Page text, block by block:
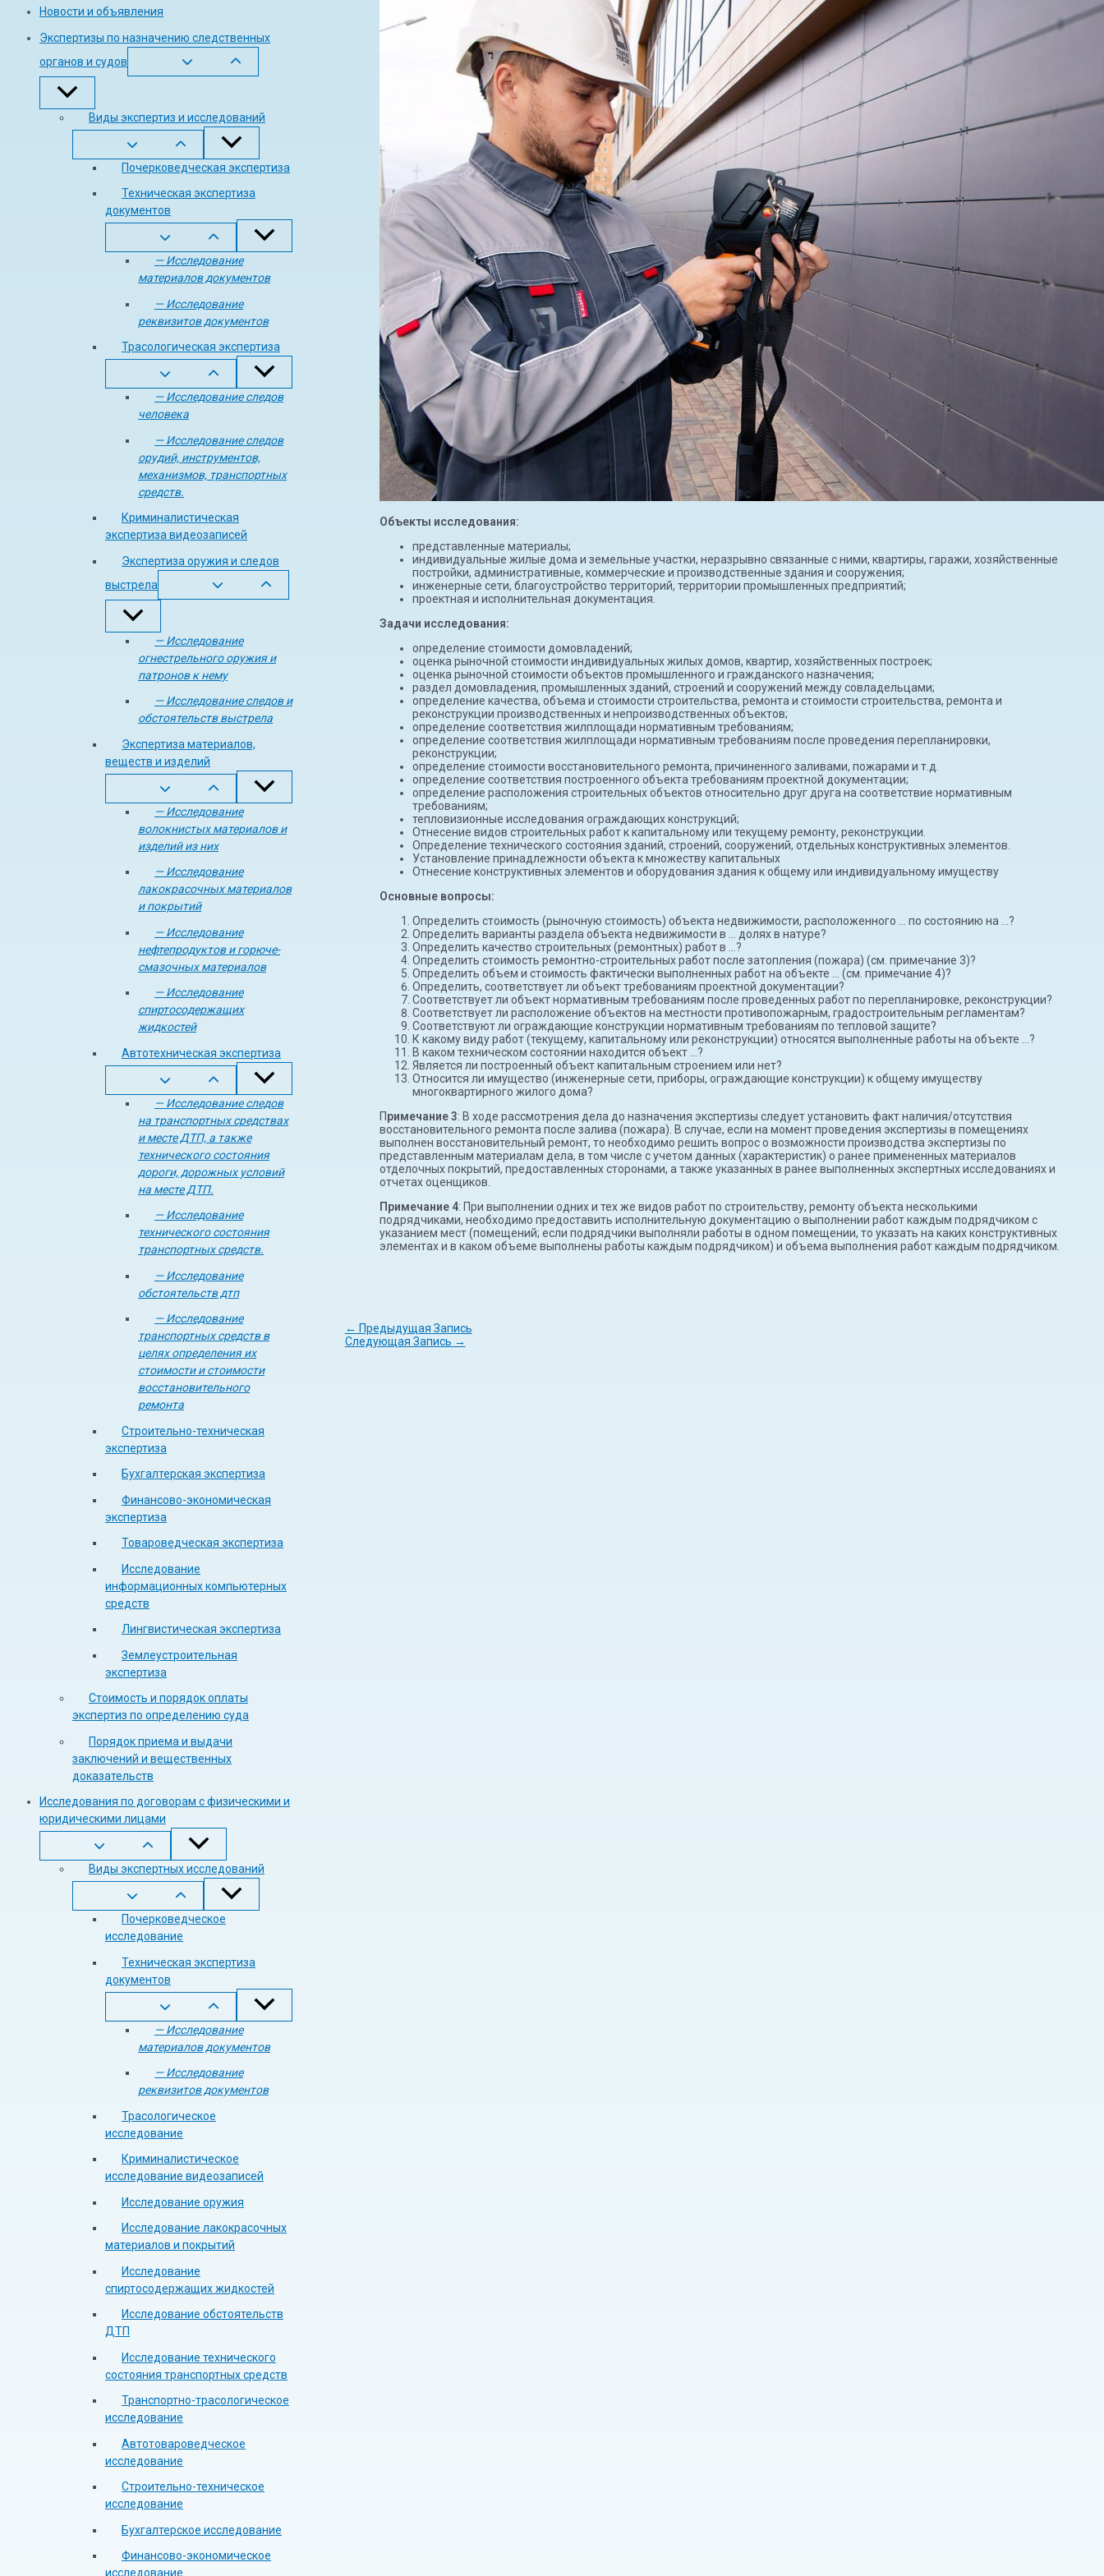
Новости и объявления
Экспертизы по назначению следственных
органов и судов
Виды экспертиз и исследований
Почерковедческая экспертиза
Техническая экспертиза
документов
— Исследование
материалов документов
— Исследование
реквизитов документов
Трасологическая экспертиза
— Исследование следов
человека
— Исследование следов
орудий, инструментов,
механизмов, транспортных
средств.
Криминалистическая
экспертиза видеозаписей
Экспертиза оружия и следов
выстрела
— Исследование
огнестрельного оружия и
патронов к нему
— Исследование следов и
обстоятельств выстрела
Экспертиза материалов,
веществ и изделий
— Исследование
волокнистых материалов и
изделий из них
— Исследование
лакокрасочных материалов
и покрытий
— Исследование
нефтепродуктов и горюче-
смазочных материалов
— Исследование
спиртосодержащих
жидкостей
Автотехническая экспертиза
— Исследование следов
на транспортных средствах
и месте ДТП, а также
технического состояния
дороги, дорожных условий
на месте ДТП.
— Исследование
технического состояния
транспортных средств.
— Исследование
обстоятельств дтп
— Исследование
транспортных средств в
целях определения их
стоимости и стоимости
восстановительного
ремонта
Строительно-техническая
экспертиза
Бухгалтерская экспертиза
Финансово-экономическая
экспертиза
Товароведческая экспертиза
Исследование
информационных компьютерных
средств
Лингвистическая экспертиза
Землеустроительная
экспертиза
Стоимость и порядок оплаты
экспертиз по определению суда
Порядок приема и выдачи
заключений и вещественных
доказательств
Исследования по договорам с физическими и
юридическими лицами
Виды экспертных исследований
Почерковедческое
исследование
Техническая экспертиза
документов
— Исследование
материалов документов
— Исследование
реквизитов документов
Трасологическое
исследование
Криминалистическое
исследование видеозаписей
Исследование оружия
Исследование лакокрасочных
материалов и покрытий
Исследование
спиртосодержащих жидкостей
Исследование обстоятельств
ДТП
Исследование технического
состояния транспортных средств
Транспортно-трасологическое
исследование
Автотовароведческое
исследование
Строительно-техническое
исследование
Бухгалтерское исследование
Финансово-экономическое
исследование
Объекты исследования:
представленные материалы;
индивидуальные жилые дома и земельные участки, неразрывно связанные с ними, квартиры, гаражи, хозяйственные
постройки, административные, коммерческие и производственные здания и сооружения;
инженерные сети, благоустройство территорий, территории промышленных предприятий;
проектная и исполнительная документация.
Задачи исследования:
определение стоимости домовладений;
оценка рыночной стоимости индивидуальных жилых домов, квартир, хозяйственных построек;
оценка рыночной стоимости объектов промышленного и гражданского назначения;
раздел домовладения, промышленных зданий, строений и сооружений между совладельцами;
определение качества, объема и стоимости строительства, ремонта и стоимости строительства, ремонта и
реконструкции производственных и непроизводственных объектов;
определение соответствия жилплощади нормативным требованиям;
определение соответствия жилплощади нормативным требованиям после проведения перепланировки,
реконструкции;
определение стоимости восстановительного ремонта, причиненного заливами, пожарами и т.д.
определение соответствия построенного объекта требованиям проектной документации;
определение расположения строительных объектов относительно друг друга на соответствие нормативным
требованиям;
тепловизионные исследования ограждающих конструкций;
Отнесение видов строительных работ к капитальному или текущему ремонту, реконструкции.
Определение технического состояния зданий, строений, сооружений, отдельных конструктивных элементов.
Установление принадлежности объекта к множеству капитальных
Отнесение конструктивных элементов и оборудования здания к общему или индивидуальному имуществу
Основные вопросы:
Определить стоимость (рыночную стоимость) объекта недвижимости, расположенного … по состоянию на …?
Определить варианты раздела объекта недвижимости в … долях в натуре?
Определить качество строительных (ремонтных) работ в …?
Определить стоимость ремонтно-строительных работ после затопления (пожара) (см. примечание 3)?
Определить объем и стоимость фактически выполненных работ на объекте … (см. примечание 4)?
Определить, соответствует ли объект требованиям проектной документации?
Соответствует ли объект нормативным требованиям после проведенных работ по перепланировке, реконструкции?
Соответствует ли расположение объектов на местности противопожарным, градостроительным регламентам?
Соответствуют ли ограждающие конструкции нормативным требованиям по тепловой защите?
К какому виду работ (текущему, капитальному или реконструкции) относятся выполненные работы на объекте …?
В каком техническом состоянии находится объект …?
Является ли построенный объект капитальным строением или нет?
Относится ли имущество (инженерные сети, приборы, ограждающие конструкции) к общему имуществу
многоквартирного жилого дома?
Примечание 3: В ходе рассмотрения дела до назначения экспертизы следует установить факт наличия/отсутствия
восстановительного ремонта после залива (пожара). В случае, если на момент проведения экспертизы в помещениях
выполнен восстановительный ремонт, то необходимо решить вопрос о возможности производства экспертизы по
представленным материалам дела, в том числе с учетом данных (характеристик) о ранее примененных материалов
отделочных покрытий, предоставленных сторонами, а также указанных в ранее выполненных экспертных исследованиях и
отчетах оценщиков.
Примечание 4: При выполнении одних и тех же видов работ по строительству, ремонту объекта несколькими
подрядчиками, необходимо предоставить исполнительную документацию о выполнении работ каждым подрядчиком с
указанием мест (помещений; если подрядчики выполняли работы в одном помещении, то указать на каких конструктивных
элементах и в каком объеме выполнены работы каждым подрядчиком) и объема выполнения работ каждым подрядчиком.
← Предыдущая Запись
Следующая Запись →